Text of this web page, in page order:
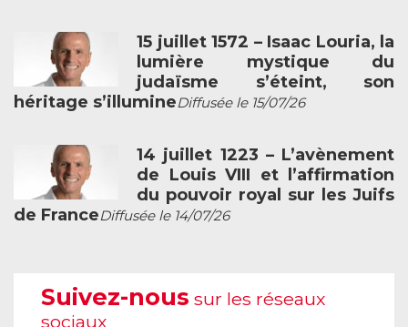
15 juillet 1572 – Isaac Louria, la
lumière mystique du
judaïsme s’éteint, son
héritage s’illumineDiffusée le 15/07/26
14 juillet 1223 – L’avènement
de Louis VIII et l’affirmation
du pouvoir royal sur les Juifs
de FranceDiffusée le 14/07/26
Suivez-nous sur les réseaux
sociaux